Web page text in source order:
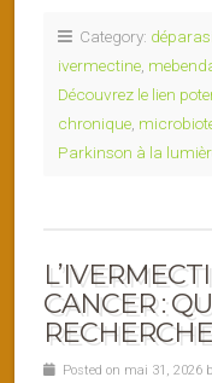
Category:
ivermectine
Découvrez le lien
chronique
Parkinson à la
CANCER :
Posted on mai 31, 2026